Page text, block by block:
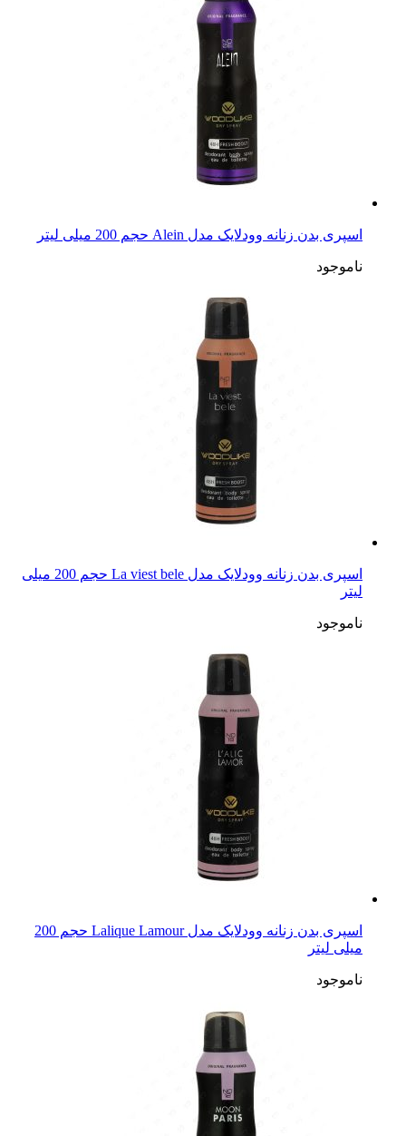
اسپری بدن زنانه وودلایک مدل Alein حجم 200 میلی لیتر
ناموجود
اسپری بدن زنانه وودلایک مدل La viest bele حجم 200 میلی
لیتر
ناموجود
اسپری بدن زنانه وودلایک مدل Lalique Lamour حجم 200
میلی لیتر
ناموجود